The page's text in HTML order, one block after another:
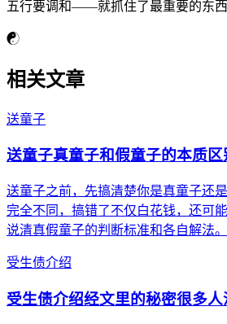
五行要调和——就抓住了最重要的东西
☯
相关文章
送童子
送童子真童子和假童子的本质区
送童子之前，先搞清楚你是真童子还
完全不同，搞错了不仅白花钱，还可
说清真假童子的判断标准和各自解法。
受生债介绍
受生债介绍经文里的秘密很多人